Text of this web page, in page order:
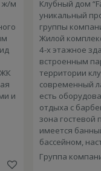
ж/м
и
Клубный дом
уникальный
группы
Жилой
4-х этажное
встроенным
территории
современный
есть
отдыха с
зона гостевой
имеется
бассейном,
Группа